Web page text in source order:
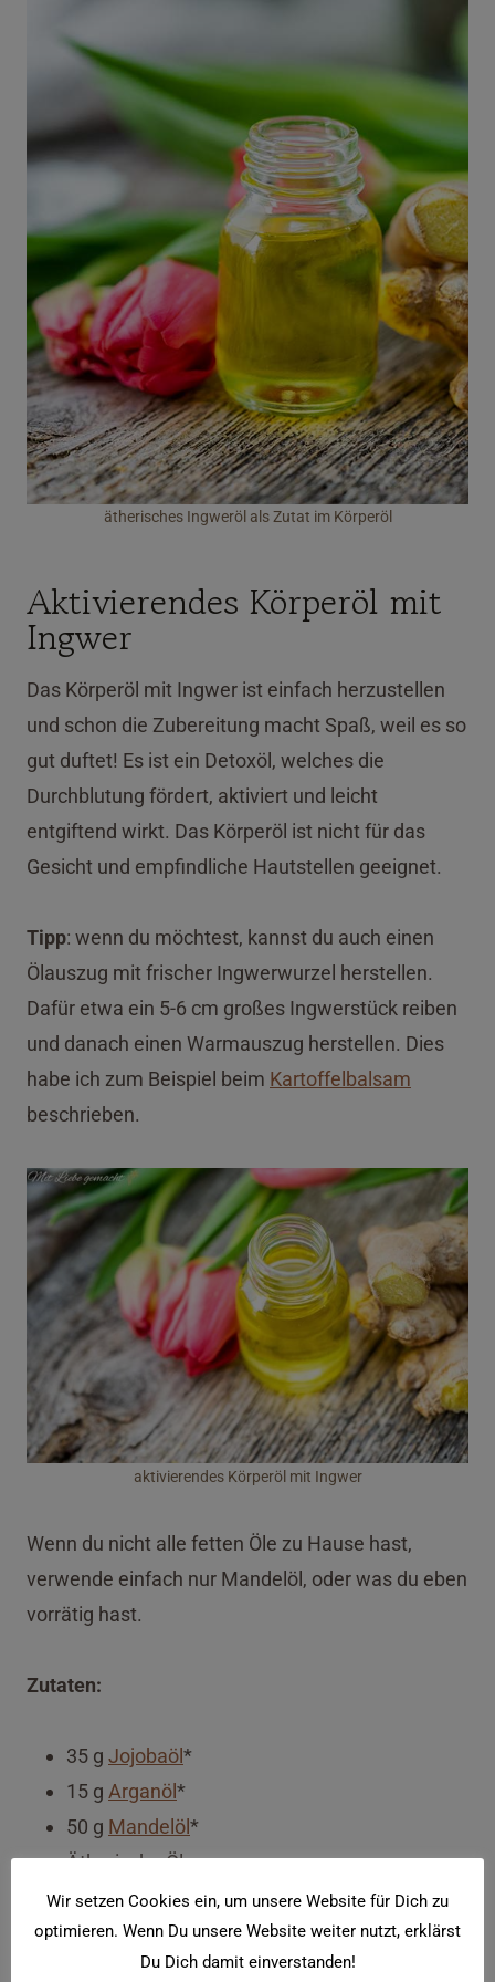
ätherisches Ingweröl als Zutat im Körperöl
Aktivierendes Körperöl mit
Ingwer
Das Körperöl mit Ingwer ist einfach herzustellen
und schon die Zubereitung macht Spaß, weil es so
gut duftet! Es ist ein Detoxöl, welches die
Durchblutung fördert, aktiviert und leicht
entgiftend wirkt. Das Körperöl ist nicht für das
Gesicht und empfindliche Hautstellen geeignet.
Tipp: wenn du möchtest, kannst du auch einen
Ölauszug mit frischer Ingwerwurzel herstellen.
Dafür etwa ein 5-6 cm großes Ingwerstück reiben
und danach einen Warmauszug herstellen. Dies
habe ich zum Beispiel beim Kartoffelbalsam
beschrieben.
aktivierendes Körperöl mit Ingwer
Wenn du nicht alle fetten Öle zu Hause hast,
verwende einfach nur Mandelöl, oder was du eben
vorrätig hast.
Zutaten:
35 g Jojobaöl*
15 g Arganöl*
50 g Mandelöl*
Ätherische Öle:
10 TropfenIngwer*
5 TropfenRosmarin*
10 TropfenGrapefruit*
Wir setzen Cookies ein, um unsere Website für Dich zu
optimieren. Wenn Du unsere Website weiter nutzt, erklärst
Du Dich damit einverstanden!